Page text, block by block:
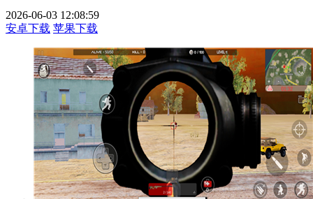
2026-06-03 12:08:59
安卓下载 苹果下载